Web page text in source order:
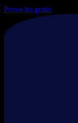
Prova-ho gratis